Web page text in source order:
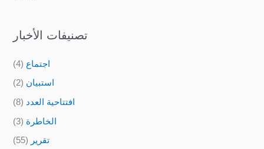
تصنيفات الأخبار
اجتماع (4)
استبيان (2)
افتتاحية العدد (8)
الخاطرة (3)
تقرير (55)